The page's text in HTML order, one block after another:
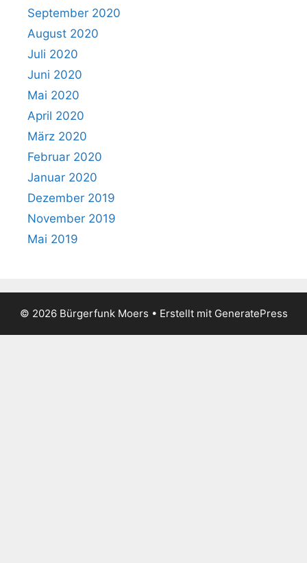
September 2020
August 2020
Juli 2020
Juni 2020
Mai 2020
April 2020
März 2020
Februar 2020
Januar 2020
Dezember 2019
November 2019
Mai 2019
© 2026 Bürgerfunk Moers • Erstellt mit GeneratePress